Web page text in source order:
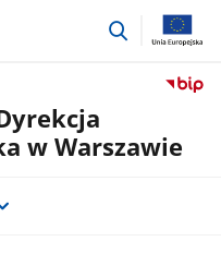
przejdź
w Warszawie